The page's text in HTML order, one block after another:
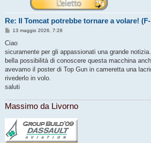
Re: Il Tomcat potrebbe tornare a volare!
M
s
a
g
i
o
13 maggio 2026, 7:28
Ciao
sicuramente per gli appassionati una grande
bella possibilità di conoscere questa macchina
avevamo il poster di Top Gun in cameretta una
rivederlo in volo.
saluti
Massimo da Livorno